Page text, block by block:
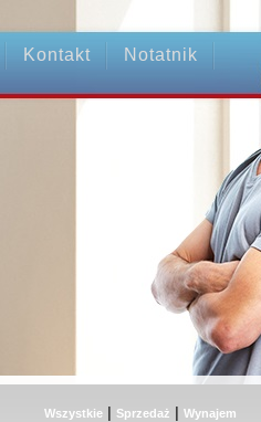
Kontakt Notatnik
Wszystkie| Sprzedaż Wynajem